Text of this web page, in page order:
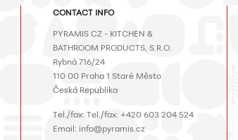
CONTACT INFO
PYRAMIS CZ - KITCHEN &
BATHROOM PRODUCTS, S.R.O.
Rybná 716/24
110 00 Praha 1 Staré Město
Česká Republika
Τel./fax: Τel./fax: +420 603 204 524
Email: info@pyramis.cz